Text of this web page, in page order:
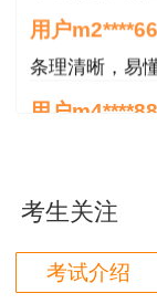
用户m2****66
条理清晰，易
用户m4****88
非常好！感谢
用户m2****18
考生关注
考试介绍